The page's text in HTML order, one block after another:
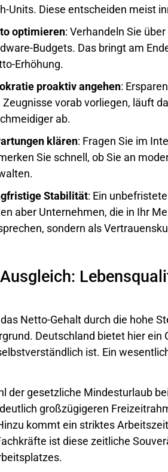
Units. Diese entscheiden meist
optimieren: Verhandeln Sie
Budgets. Das bringt am
Erhöhung.
proaktiv angehen:
Zeugnisse vorab vorliegen, läuft
ab.
klären: Fragen Sie im
Sie schnell, ob Sie an
Stabilität: Ein
aber Unternehmen, die in Ihr
sondern als
Netto-Gehalt durch die hohe
Deutschland bietet hier
ist. Ein
der gesetzliche Mindesturlaub
großzügigeren
kommt ein striktes
ist diese zeitliche